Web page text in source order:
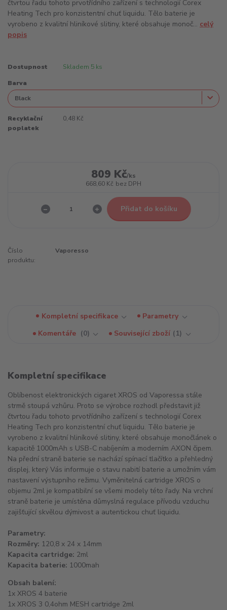
čtvrtou řadu tohoto prvotřídního zařízení s technologií Corex
Heating Tech pro konzistentní chuť liquidu. Tělo baterie je
vyrobeno z kvalitní hliníkové slitiny, které obsahuje monoč... celý
popis
Dostupnost Skladem 5 ks
Barva
Recyklační
poplatek
0,48 Kč
809 Kč/ks
668,60 Kč bez DPH
Přidat do košíku
Číslo
produktu:
Vaporesso
Kompletní specifikace
Parametry
Komentáře
0 Související zboží 1
Kompletní specifikace
Oblíbenost elektronických cigaret XROS od Vaporessa stále
strmě stoupá vzhůru. Proto se výrobce rozhodl představit již
čtvrtou řadu tohoto prvotřídního zařízení s technologií Corex
Heating Tech pro konzistentní chuť liquidu. Tělo baterie je
vyrobeno z kvalitní hliníkové slitiny, které obsahuje monočlánek o
kapacitě 1000mAh s USB-C nabíjením a moderním AXON čipem.
Na přední straně baterie se nachází spínací tlačítko a přehledný
displej, který Vás informuje o stavu nabití baterie a umožním vám
nastavení výstupního režimu. Vyměnitelná cartridge XROS o
objemu 2ml je kompatibilní se všemi modely této řady. Na vrchní
straně baterie je umístěna důmyslná regulace přívodu vzduchu
zajišťující skvělou dýmivost a autentickou chuť liquidu.
Parametry:
Rozměry: 120,8 x 24 x 14mm
Kapacita cartridge: 2ml
Kapacita baterie: 1000mah
Obsah balení:
1x XROS 4 baterie
1x XROS 3 0,4ohm MESH cartridge 2ml